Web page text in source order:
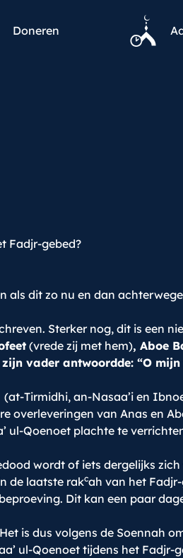
Doneren
Fadjr-gebed?
als dit zo nu en dan
Sterker nog, dit is een
(vrede zij met hem), Aboe
vader antwoordde: “O
(at-Tirmidhi, an-Nasaa’i en
overleveringen van Anas en
ul-Qoenoet plachte te
wordt of iets dergelijks
de laatste rakcah van het
Dit kan een paar
is dus volgens de Soennah
ul-Qoenoet tijdens het Fadjr-